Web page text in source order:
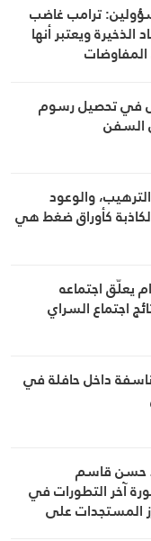
ترامب غاضب
الذخيرة ويعتبر أنها
في تحصيل رسوم
السفن
والوعود
الكاذبة كأوراق ضغط هي
يعلّق اجتماعه
اجتماع السراي
ناسفة داخل حافلة في
حسن قاسم
آخر التطورات في
المستجدات على